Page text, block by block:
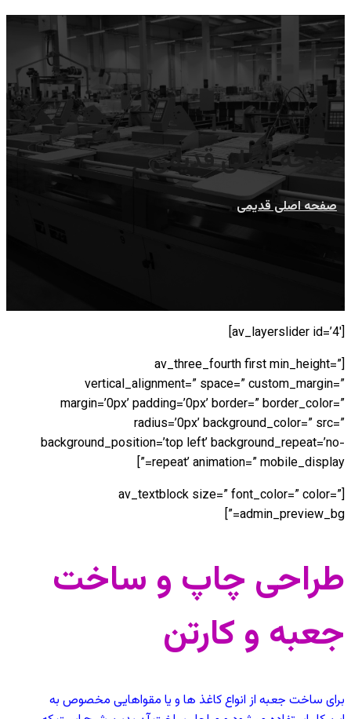
صفحه اصلی قدیمی
صفحه اصلی قدیمی
[av_layerslider id=’4′]
[av_three_fourth first min_height=”
vertical_alignment=” space=” custom_margin=”
margin=’0px’ padding=’0px’ border=” border_color=”
radius=’0px’ background_color=” src=”
background_position=’top left’ background_repeat=’no-
repeat’ animation=” mobile_display=”]
[av_textblock size=” font_color=” color=”
admin_preview_bg=”]
طراحی چاپ و ساخت
جعبه و کارتن
برای ساخت جعبه از انواع کاغذ ها و یا مقواهایی مخصوص به